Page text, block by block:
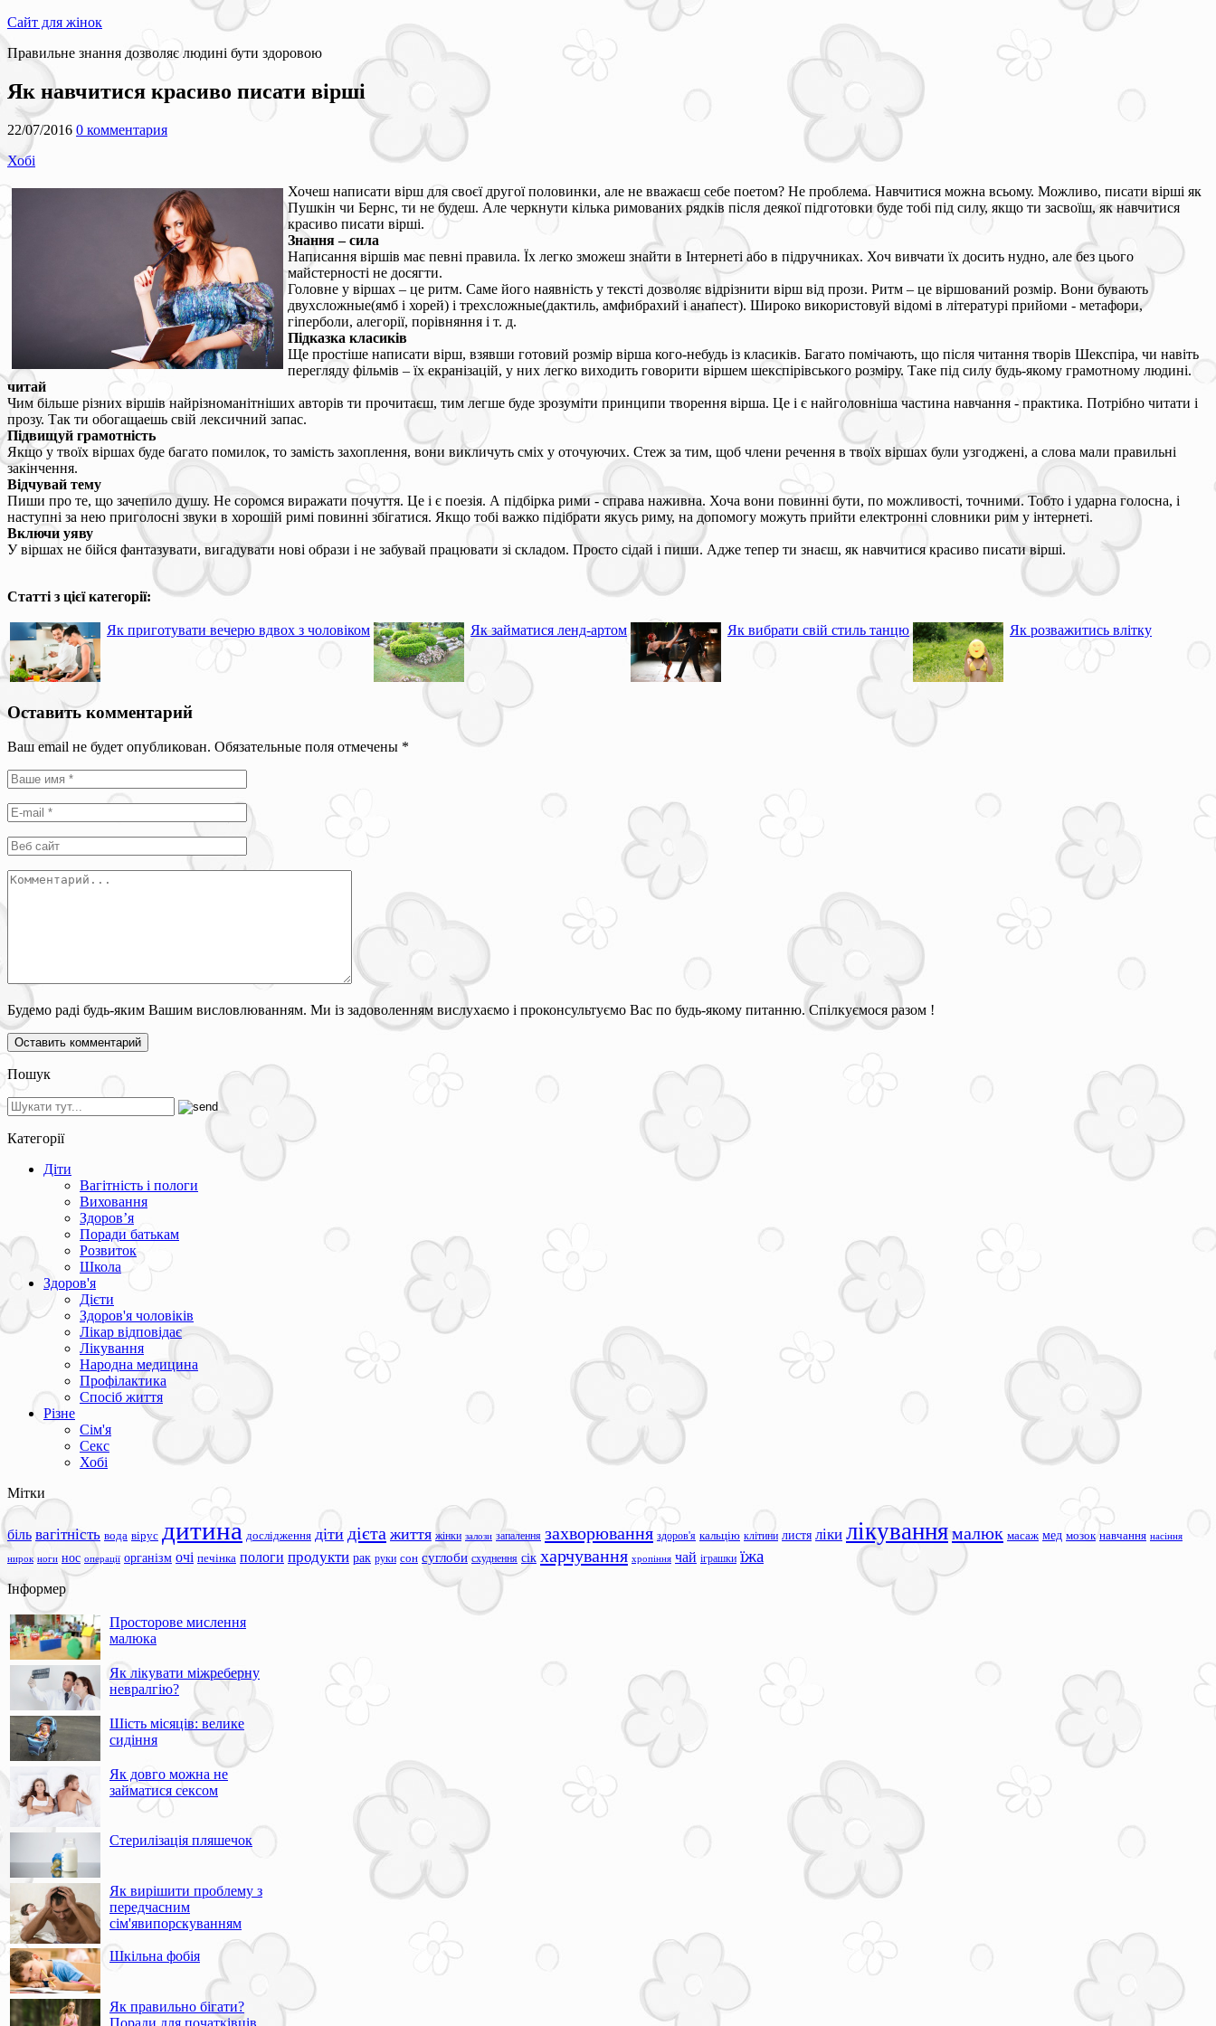
Сайт для жінок
Правильне знання дозволяє людині бути здоровою
Як навчитися красиво писати вірші
22/07/2016 0 комментария
Хобі
Хочеш написати вірш для своєї другої половинки, але не вважаєш себе поетом? Не проблема. Навчитися можна всьому. Можливо, писати вірші як
Пушкін чи Бернс, ти не будеш. Але черкнути кілька римованих рядків після деякої підготовки буде тобі під силу, якщо ти засвоїш, як навчитися
красиво писати вірші.
Знання – сила
Написання віршів має певні правила. Їх легко зможеш знайти в Інтернеті або в підручниках. Хоч вивчати їх досить нудно, але без цього
майстерності не досягти.
Головне у віршах – це ритм. Саме його наявність у тексті дозволяє відрізнити вірш від прози. Ритм – це віршований розмір. Вони бувають
двухсложные(ямб і хорей) і трехсложные(дактиль, амфибрахий і анапест). Широко використовуй відомі в літературі прийоми - метафори,
гіперболи, алегорії, порівняння і т. д.
Підказка класиків
Ще простіше написати вірш, взявши готовий розмір вірша кого-небудь із класиків. Багато помічають, що після читання творів Шекспіра, чи навіть
перегляду фільмів – їх екранізацій, у них легко виходить говорити віршем шекспірівського розміру. Таке під силу будь-якому грамотному людині.
читай
Чим більше різних віршів найрізноманітніших авторів ти прочитаєш, тим легше буде зрозуміти принципи творення вірша. Це і є найголовніша частина навчання - практика. Потрібно читати і
прозу. Так ти обогащаешь свій лексичний запас.
Підвищуй грамотність
Якщо у твоїх віршах буде багато помилок, то замість захоплення, вони викличуть сміх у оточуючих. Стеж за тим, щоб члени речення в твоїх віршах були узгоджені, а слова мали правильні
закінчення.
Відчувай тему
Пиши про те, що зачепило душу. Не соромся виражати почуття. Це і є поезія. А підбірка рими - справа наживна. Хоча вони повинні бути, по можливості, точними. Тобто і ударна голосна, і
наступні за нею приголосні звуки в хорошій римі повинні збігатися. Якщо тобі важко підібрати якусь риму, на допомогу можуть прийти електронні словники рим у інтернеті.
Включи уяву
У віршах не бійся фантазувати, вигадувати нові образи і не забувай працювати зі складом. Просто сідай і пиши. Адже тепер ти знаєш, як навчитися красиво писати вірші.
Статті з цієї категорії:
Як приготувати вечерю вдвох з чоловіком Як займатися ленд-артом Як вибрати свій стиль танцю Як розважитись влітку
Оставить комментарий
Ваш email не будет опубликован. Обязательные поля отмечены *
Будемо раді будь-яким Вашим висловлюванням. Ми із задоволенням вислухаємо і проконсультуємо Вас по будь-якому питанню. Спілкуємося разом !
Пошук
Категорії
Діти
Вагітність і пологи
Виховання
Здоров’я
Поради батькам
Розвиток
Школа
Здоров'я
Дієти
Здоров'я чоловіків
Лікар відповідає
Лікування
Народна медицина
Профілактика
Спосіб життя
Різне
Сім'я
Секс
Хобі
Мітки
біль вагітність вода вірус дитина дослідження діти дієта життя жінки залози запалення захворювання здоров'я кальцію клітини листя ліки лікуваннямалюк масаж мед мозок навчання насіння
нирок ноги нос операції організм очі печінка пологи продукти рак руки сон суглоби схуднення сік харчування хропіння чай іграшки їжа
Інформер
Просторове мислення
малюка
Як лікувати міжреберну
невралгію?
Шість місяців: велике
сидіння
Як довго можна не
займатися сексом
Стерилізація пляшечок
Як вирішити проблему з
передчасним
сім'явипорскуванням
Шкільна фобія
Як правильно бігати?